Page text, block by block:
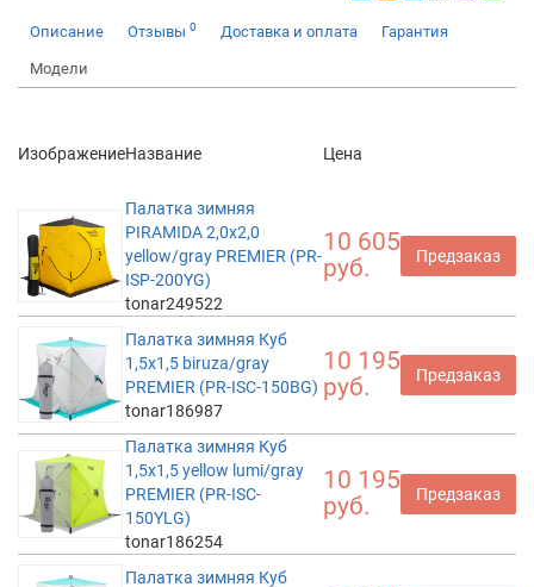
Описание Отзывы 0 Доставка и оплата Гарантия
Модели
ИзображениеНазвание Цена
Палатка зимняя
PIRAMIDA 2,0х2,0
yellow/gray PREMIER (PR-
ISP-200YG)
tonar249522
10 605
руб.
Предзаказ
Палатка зимняя Куб
1,5х1,5 biruza/gray
PREMIER (PR-ISC-150BG)
tonar186987
10 195
руб.
Предзаказ
Палатка зимняя Куб
1,5х1,5 yellow lumi/gray
PREMIER (PR-ISC-
150YLG)
tonar186254
10 195
руб.
Предзаказ
Палатка зимняя Куб